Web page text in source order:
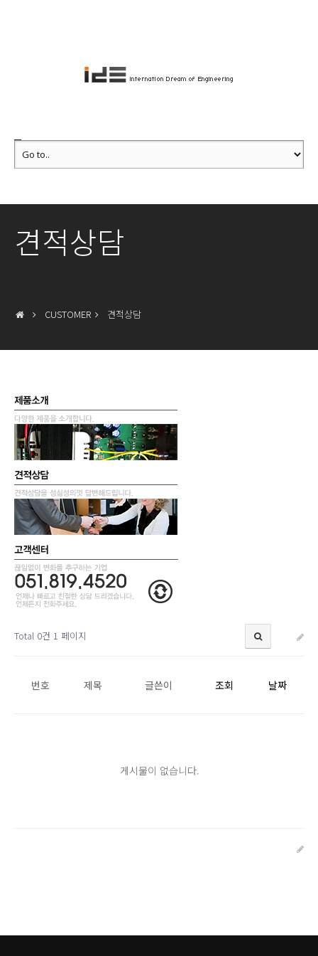
견적상담
CUSTOMER 견적상담
Total 0건 1 페이지
번호 제목 글쓴이 조회 날짜
게시물이 없습니다.